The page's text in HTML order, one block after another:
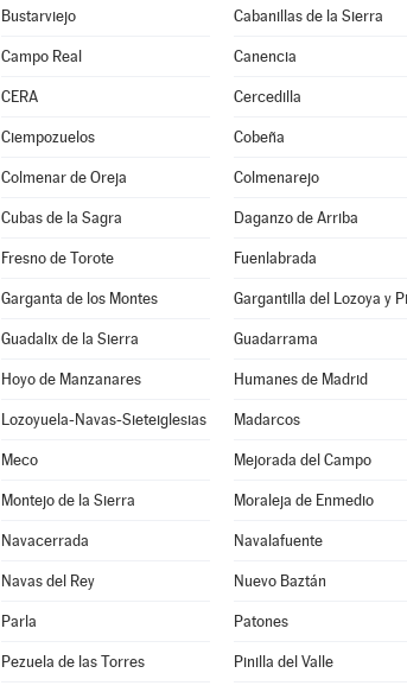
Bustarviejo Cabanillas de la Sierra
Campo Real Canencia
CERA Cercedilla
Ciempozuelos Cobeña
Colmenar de Oreja Colmenarejo
Cubas de la Sagra Daganzo de Arriba
Fresno de Torote Fuenlabrada
Garganta de los Montes
Guadalix de la Sierra Guadarrama
Hoyo de Manzanares Humanes de Madrid
Lozoyuela-Navas-Sieteiglesias Madarcos
Meco Mejorada del Campo
Montejo de la Sierra Moraleja de Enmedio
Navacerrada Navalafuente
Navas del Rey Nuevo Baztán
Parla Patones
Pezuela de las Torres Pinilla del Valle